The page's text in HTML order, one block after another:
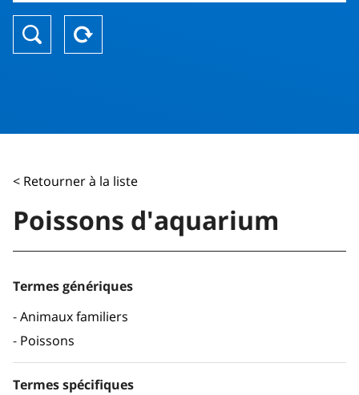
< Retourner à la liste
Poissons d'aquarium
Termes génériques
Animaux familiers
Poissons
Termes spécifiques